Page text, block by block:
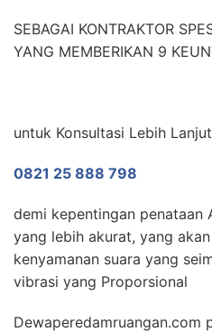
SEBAGAI KONTRAKTOR
YANG MEMBERIKAN 9
untuk Konsultasi Lebih
0821 25 888 798
demi kepentingan penataan
yang lebih akurat, yang
kenyamanan suara yang
vibrasi yang Proporsional
Dewaperedamruangan.com